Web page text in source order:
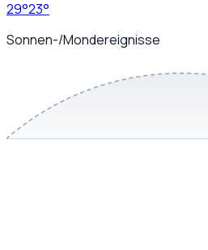
29°23°
Sonnen-/Mondereignisse